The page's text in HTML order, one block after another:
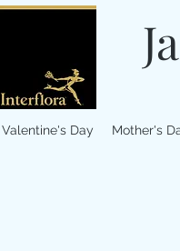
Valentine's Day Mother's